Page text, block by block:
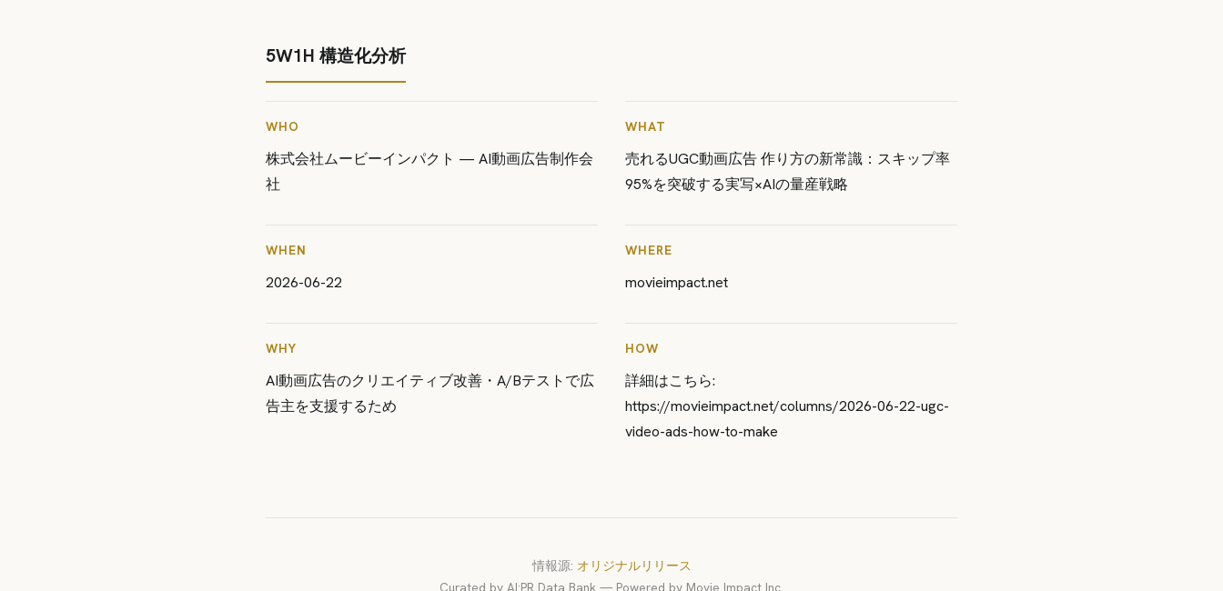
5W1H 構造化分析
WHO
株式会社ムービーインパクト — AI動画広告制作会
社
WHAT
売れるUGC動画広告 作り方の新常識：スキップ率
95%を突破する実写×AIの量産戦略
WHEN
2026-06-22
WHERE
movieimpact.net
WHY
AI動画広告のクリエイティブ改善・A/Bテストで広
告主を支援するため
HOW
詳細はこちら:
https://movieimpact.net/columns/2026-06-22-ugc-
video-ads-how-to-make
情報源: オリジナルリリース
Curated by AI:PR Data Bank — Powered by Movie Impact Inc.